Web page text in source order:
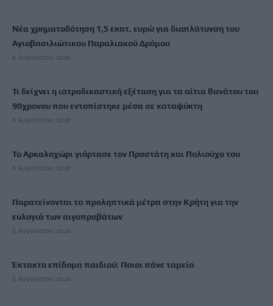
Νέα χρηματοδότηση 1,5 εκατ. ευρώ για διαπλάτυνση του
Αγιοβασιλιώτικου Παραλιακού Δρόμου
6 Αυγούστου, 2026
Τι δείχνει η ιατροδικαστική εξέταση για τα αίτια θανάτου του
90χρονου που εντοπίστηκε μέσα σε καταψύκτη
6 Αυγούστου, 2026
Το Αρκαλοχώρι γιόρτασε τον Προστάτη και Πολιούχο του
6 Αυγούστου, 2026
Παρατείνονται τα προληπτικά μέτρα στην Κρήτη για την
ευλογιά των αιγοπροβάτων
6 Αυγούστου, 2026
Έκτακτο επίδομα παιδιού: Ποιοι πάνε ταμείο
6 Αυγούστου, 2026